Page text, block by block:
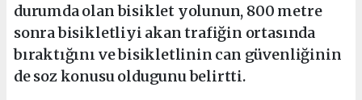
durumda olan bisiklet yolunun, 800 metre
sonra bisikletliyi akan trafiğin ortasında
bıraktığını ve bisikletlinin can güvenliğinin
de soz konusu oldugunu belirtti.